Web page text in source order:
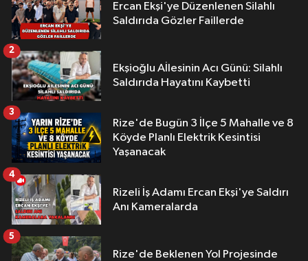
Ercan Ekşi'ye Düzenlenen Silahlı
Saldırıda Gözler Faillerde
Ekşioğlu Aİlesinin Acı Günü: Silahlı
Saldırıda Hayatını Kaybetti
2
Rize'de Bugün 3 İlçe 5 Mahalle ve 8
Köyde Planlı Elektrik Kesintisi
Yaşanacak
3
Rizeli İş Adamı Ercan Ekşi'ye Saldırı
Anı Kameralarda
4
Rize'de Beklenen Yol Projesinde
5